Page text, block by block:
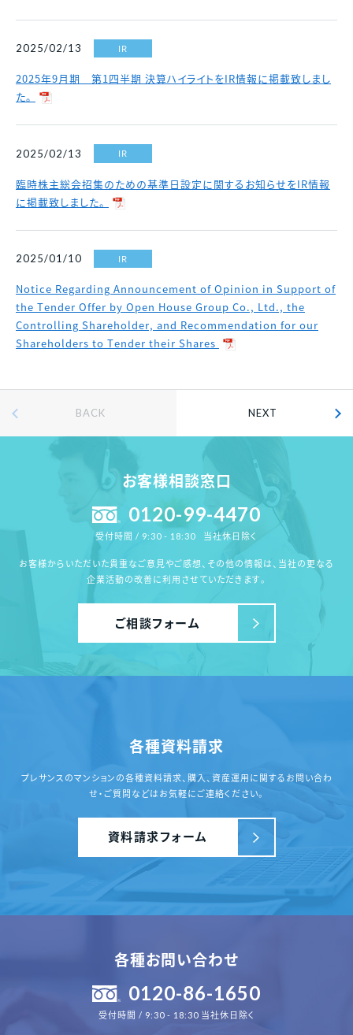
2025/02/13 IR
2025年9月期 第1四半期 決算ハイライトをIR情報に掲載致しまし
た。
2025/02/13 IR
臨時株主総会招集のための基準日設定に関するお知らせをIR情報
に掲載致しました。
2025/01/10 IR
Notice Regarding Announcement of Opinion in Support of
the Tender Offer by Open House Group Co., Ltd., the
Controlling Shareholder, and Recommendation for our
Shareholders to Tender their Shares
BACK NEXT
お客様相談窓口
0120-99-4470
受付時間 / 9:30 - 18:30 当社休日除く
お客様からいただいた貴重なご意見やご感想、その他の情報は、 当社の更なる
企業活動の改善に利用させていただきます。
ご相談フォーム
各種資料請求
プレサンスのマンションの各種資料請求、 購入、資産運用に関するお問い合わ
せ・ご質問などはお気軽にご連絡ください。
資料請求フォーム
各種お問い合わせ
0120-86-1650
受付時間 / 9:30 - 18:30 当社休日除く